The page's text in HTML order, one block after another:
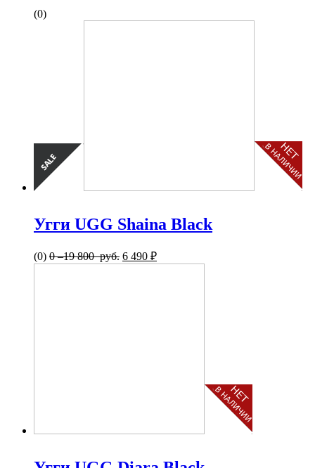
(0)
Угги UGG Shaina Black
(0) 0–19 800 руб. 6 490 ₽